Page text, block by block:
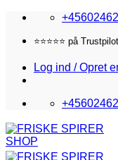
Fortsæt
indhold⭐️⭐️⭐️⭐️⭐️ på Trustpilot
Log ind / Opret